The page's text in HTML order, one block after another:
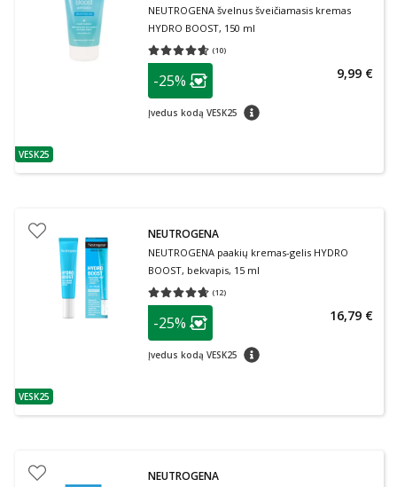
patarimas
VESK25
NEUTROGENA švelnus šveičiamasis kremas
HYDRO BOOST, 150 ml
(10)
Vidutinis įvertinimas 4.60
patarimas
Lojalumo klubo narių nuolaida
-25%
Įvedus kodą VESK25 patarimas
9,99 €
patarimas
VESK25
NEUTROGENA
NEUTROGENA paakių kremas-gelis HYDRO
BOOST, bekvapis, 15 ml
(12)
Vidutinis įvertinimas 4.67
patarimas
Lojalumo klubo narių nuolaida
-25%
Įvedus kodą VESK25 patarimas
16,79 €
NEUTROGENA